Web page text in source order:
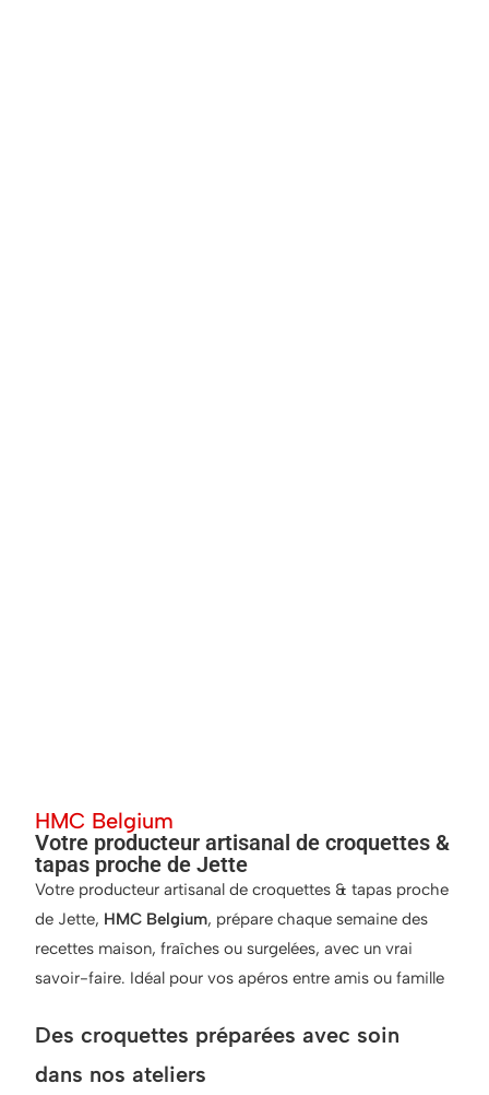
HMC Belgium
Votre producteur artisanal de croquettes &
tapas proche de Jette
Votre producteur artisanal de croquettes & tapas proche
de Jette, HMC Belgium, prépare chaque semaine des
recettes maison, fraîches ou surgelées, avec un vrai
savoir-faire. Idéal pour vos apéros entre amis ou famille
Des croquettes préparées avec soin
dans nos ateliers